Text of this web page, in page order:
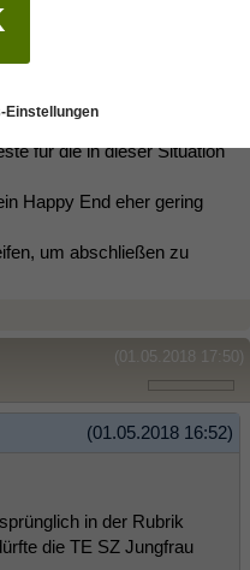
für die in dieser Situation"
Happy End eher gering
um abschließen zu
(01.05.2018 17:50)
(01.05.2018 16:52)
in der Rubrik
die TE SZ Jungfrau
Einstellungen